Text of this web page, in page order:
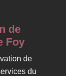
de
Foy
de
du